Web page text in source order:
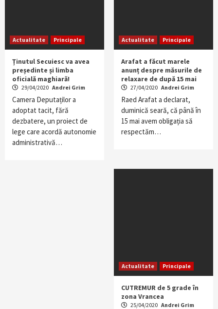
Actualitate Principale
Ținutul Secuiesc va avea
președinte și limba
oficială maghiară!
29/04/2020 Andrei Grim
Camera Deputaților a
adoptat tacit, fără
dezbatere, un proiect de
lege care acordă autonomie
administrativă…
Actualitate Principale
Arafat a făcut marele
anunț despre măsurile de
relaxare de după 15 mai
27/04/2020 Andrei Grim
Raed Arafat a declarat,
duminică seară, că până în
15 mai avem obligația să
respectăm…
Actualitate Principale
CUTREMUR de 5 grade în
zona Vrancea
25/04/2020 Andrei Grim